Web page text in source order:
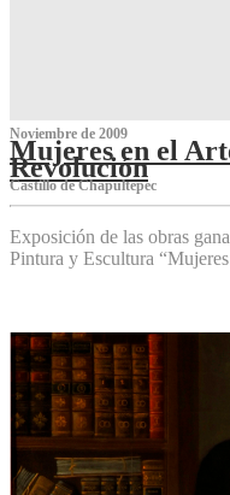
Noviembre de 2009
Mujeres en el
Revolución
Castillo de Chapultepec
Exposición de las obras
Pintura y Escultura